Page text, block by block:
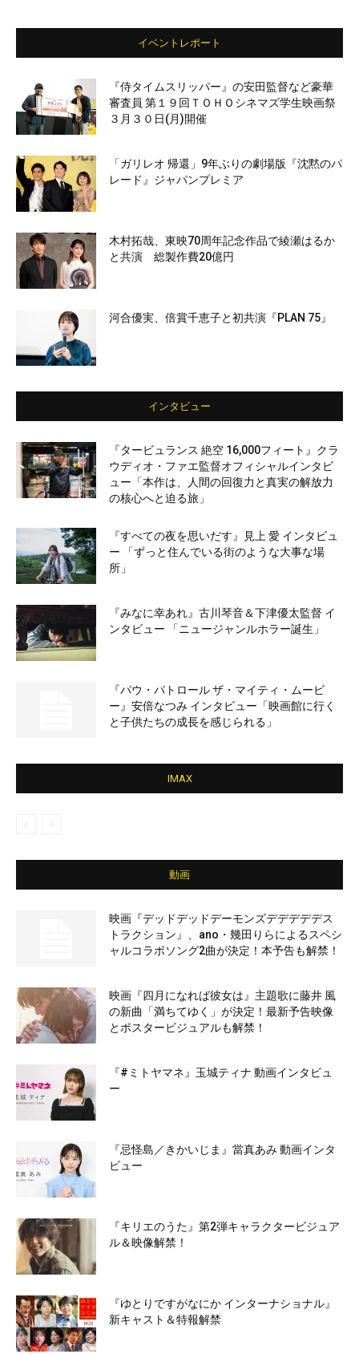
イベントレポート
『侍タイムスリッパー』の安田監督など豪華
審査員 第１９回ＴＯＨＯシネマズ学生映画祭
３月３０日(月)開催
「ガリレオ 帰還」9年ぶりの劇場版『沈黙のパ
レード』ジャパンプレミア
木村拓哉、東映70周年記念作品で綾瀬はるか
と共演 総製作費20億円
河合優実、倍賞千恵子と初共演『PLAN 75』
インタビュー
『タービュランス 絶空 16,000フィート』クラ
ウディオ・ファエ監督オフィシャルインタビ
ュー「本作は、人間の回復力と真実の解放力
の核心へと迫る旅」
『すべての夜を思いだす』見上 愛 インタビュ
ー 「ずっと住んでいる街のような大事な場
所」
『みなに幸あれ』古川琴音＆下津優太監督 イ
ンタビュー 「ニュージャンルホラー誕生」
『パウ・パトロール ザ・マイティ・ムービ
ー』安倍なつみ インタビュー「映画館に行く
と子供たちの成長を感じられる」
IMAX
動画
映画『デッドデッドデーモンズデデデデデス
トラクション』、ano・幾田りらによるスペシ
ャルコラボソング2曲が決定！本予告も解禁！
映画『四月になれば彼女は』主題歌に藤井 風
の新曲「満ちてゆく」が決定！最新予告映像
とポスタービジュアルも解禁！
『#ミトヤマネ』玉城ティナ 動画インタビュ
ー
『忌怪島／きかいじま』當真あみ 動画インタ
ビュー
『キリエのうた』第2弾キャラクタービジュア
ル＆映像解禁！
『ゆとりですがなにか インターナショナル』
新キャスト＆特報解禁